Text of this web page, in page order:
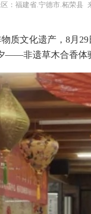
：福建省.宁德市.柘荣县
质文化遗产，8月
——非遗草木合香体